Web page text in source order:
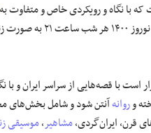
با نگاه و رویکردی خاص و متفاوت به
در ایام نوروز ۱۴۰۰ هر
است با قصه‌هایی از سراسر ایران و
وروانهآنتن شود و شامل بخش‌های
قرن، ایران‌گردی،مشاهیر،موسیقی